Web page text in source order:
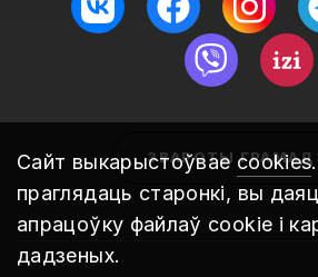
Сайт выкарыстоўвае cookies
праглядаць старонкі, вы
апрацоўку файлаў cookie і
дадзеных.
ЗВАРОТЫ